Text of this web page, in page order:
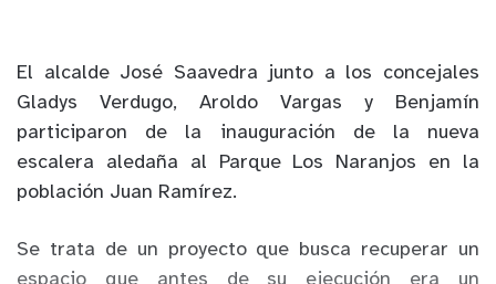
El alcalde José Saavedra junto a los concejales
Gladys Verdugo, Aroldo Vargas y Benjamín
participaron de la inauguración de la nueva
escalera aledaña al Parque Los Naranjos en la
población Juan Ramírez.
Se trata de un proyecto que busca recuperar un